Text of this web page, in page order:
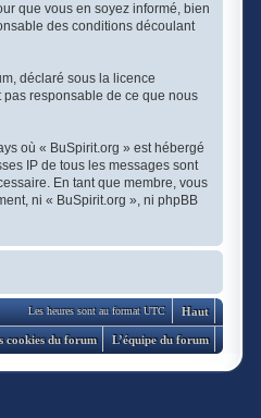
que vous en soyez informé, bien
des conditions découlant
déclaré sous la licence
pas responsable de ce que nous
où « BuSpirit.org » est hébergé
IP de tous les messages sont
En tant que membre, vous
ni « BuSpirit.org », ni phpBB
Haut
Les heures sont au format UTC
L’équipe du forum
cookies du forum